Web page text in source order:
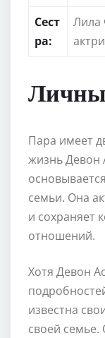
Сест
ра:
Лила
Пара имеет
жизнь Девон
семьи. Она
и сохраняет
отношений.
Хотя Девон
известна
своей